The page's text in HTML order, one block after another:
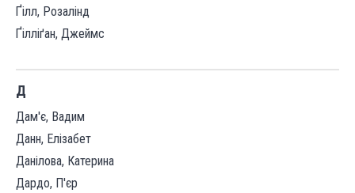
Ґілл, Розалінд
Ґілліґан, Джеймс
Д
Дам'є, Вадим
Данн, Елізабет
Данілова, Катерина
Дардо, П'єр